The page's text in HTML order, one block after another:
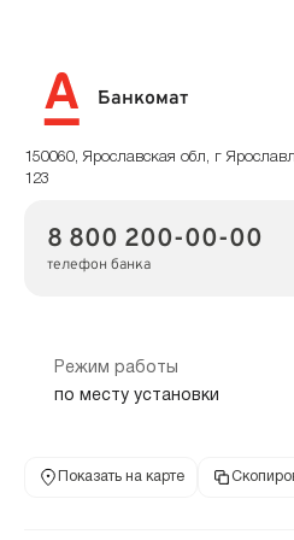
Банкомат
150060, Ярославская обл, г
123
8 800 200-00-00
телефон банка
Режим работы
по месту установки
Показать на карте